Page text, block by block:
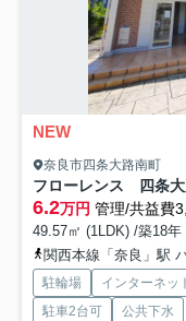
NEW
奈良市四条大路南町
フローレンス 四条
6.2万円 管理/共益費
49.57㎡ (1LDK) /築18年
関西本線「奈良」駅 バ
駐輪場 インターネッ
駐車2台可
公共下水